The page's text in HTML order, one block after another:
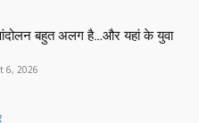
बहुत अलग है…और यहां के युवा
6, 2026